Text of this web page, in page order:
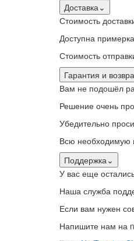
Доставка ⌄
Стоимость
Доступна
Стоимость
Гарантия и
Вам не подошёл
Решение очень
Убедительно
Всю необходимую
Поддержка ⌄
У вас еще
Наша служба
Если вам нужен
Напишите нам на